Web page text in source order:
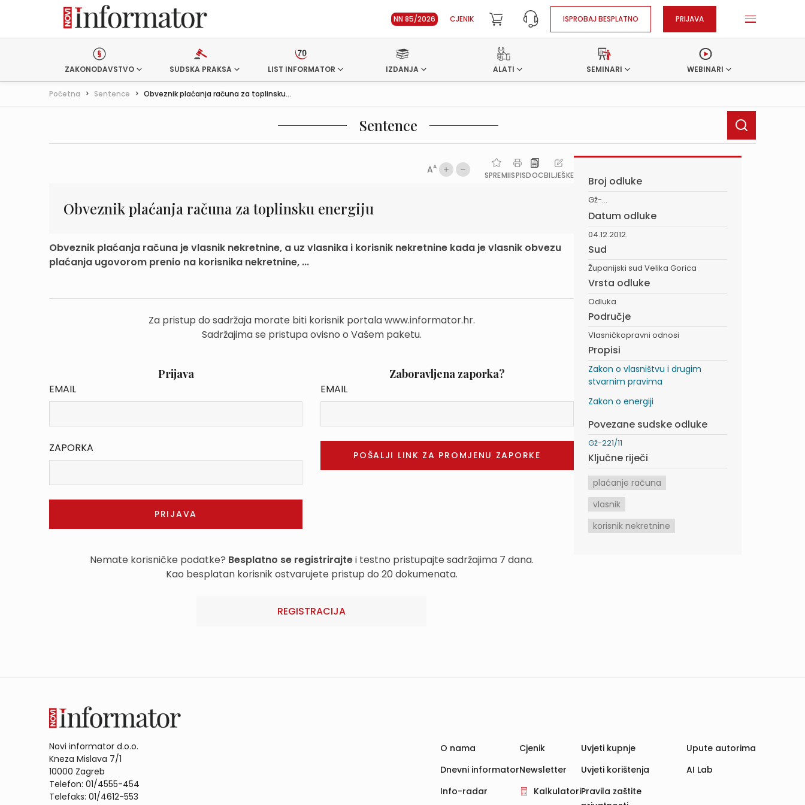
NN 85/2026 CJENIK ISPROBAJ BESPLATNO PRIJAVA
ZAKONODAVSTVO SUDSKA PRAKSA LIST INFORMATOR IZDANJA ALATI SEMINARI WEBINARI
Početna > Sentence > Obveznik plaćanja računa za toplinsku...
Sentence
AA
SPREMIISPISDOCBILJEŠKE
Obveznik plaćanja računa za toplinsku energiju
Obveznik plaćanja računa je vlasnik nekretnine, a uz vlasnika i korisnik nekretnine kada je vlasnik obvezu
plaćanja ugovorom prenio na korisnika nekretnine, ...
Za pristup do sadržaja morate biti korisnik portala www.informator.hr.
Sadržajima se pristupa ovisno o Vašem paketu.
Prijava
EMAIL
ZAPORKA
Zaboravljena zaporka?
EMAIL
Nemate korisničke podatke? Besplatno se registrirajtei testno pristupajte sadržajima 7 dana.
Kao besplatan korisnik ostvarujete pristup do 20 dokumenata.
REGISTRACIJA
Broj odluke
Gž-...
Datum odluke
04.12.2012.
Sud
Županijski sud Velika Gorica
Vrsta odluke
Odluka
Područje
Vlasničkopravni odnosi
Propisi
Zakon o vlasništvu i drugim
stvarnim pravima
Zakon o energiji
Povezane sudske odluke
Gž-221/11
Ključne riječi
plaćanje računa
vlasnik
korisnik nekretnine
Novi informator d.o.o.
Kneza Mislava 7/1
10000 Zagreb
Telefon: 01/4555-454
Telefaks: 01/4612-553
O nama
Dnevni informator
Info-radar
Cjenik
Newsletter
Kalkulatori
Uvjeti kupnje
Uvjeti korištenja
Pravila zaštite
Upute autorima
AI Lab